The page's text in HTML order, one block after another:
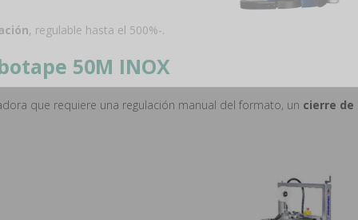
el tratamiento de datos para enviar el boletín informativo
, regulable hasta el 500%-.
50M INOX
que requiere una regulación manual del formato, un cierre de